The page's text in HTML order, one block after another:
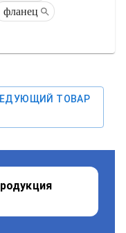
фланец
ТОВАР